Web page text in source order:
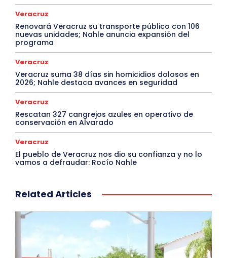
Veracruz
Renovará Veracruz su transporte público con 106
nuevas unidades; Nahle anuncia expansión del
programa
Veracruz
Veracruz suma 38 días sin homicidios dolosos en
2026; Nahle destaca avances en seguridad
Veracruz
Rescatan 327 cangrejos azules en operativo de
conservación en Alvarado
Veracruz
El pueblo de Veracruz nos dio su confianza y no lo
vamos a defraudar: Rocío Nahle
Related Articles